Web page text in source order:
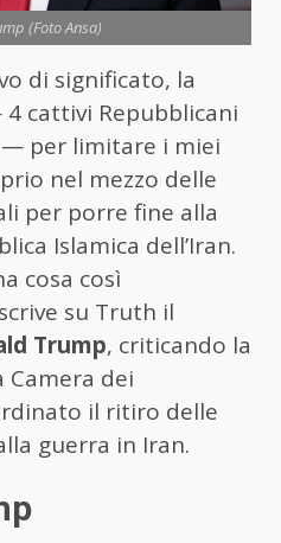
(Foto Ansa)
di significato, la
cattivi Repubblicani
per limitare i miei
nel mezzo delle
per porre fine alla
Islamica dell’Iran.
cosa così
su Truth il
Trump, criticando la
Camera dei
il ritiro delle
guerra in Iran.